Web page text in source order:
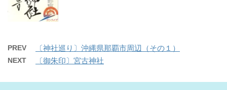
PREV 〔神社巡り〕沖縄県那覇市周辺（その１）
NEXT 〔御朱印〕宮古神社